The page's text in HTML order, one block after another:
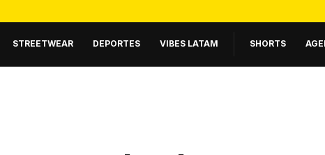
STREETWEAR DEPORTES VIBES LATAM SHORTS